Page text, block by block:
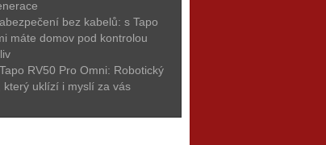
bez kabelů: s Tapo
máte domov pod kontrolou
RV50 Pro Omni: Robotický
který uklízí i myslí za vás